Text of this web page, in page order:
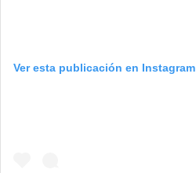
Ver esta publicación en Instagram